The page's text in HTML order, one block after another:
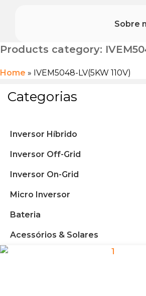
Sobre
Products category:
Home » IVEM5048-LV(5KW 110V)
Categorias
Inversor Híbrido
Inversor Off-Grid
Inversor On-Grid
Micro Inversor
Bateria
Acessórios & Solares